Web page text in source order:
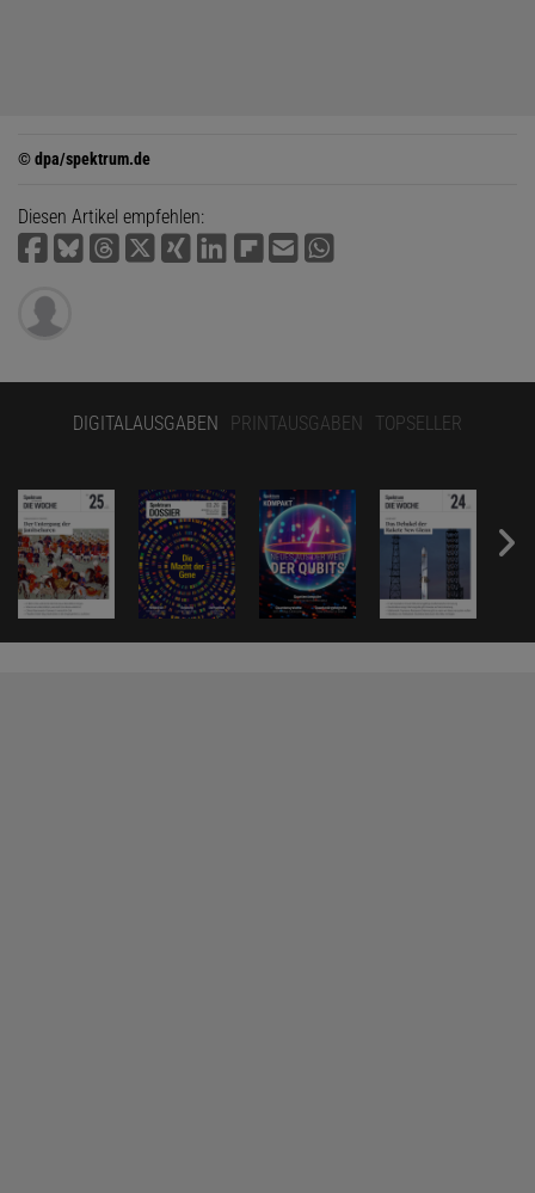
© dpa/spektrum.de
Diesen Artikel empfehlen:
DIGITALAUSGABEN PRINTAUSGABEN TOPSELLER